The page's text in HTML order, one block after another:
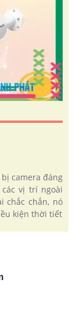
bị camera đáng
vị trí ngoài
chắc chắn, nó
kiện thời tiết